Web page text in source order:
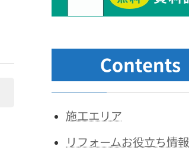
施工エリア
リフォームお役立ち情報